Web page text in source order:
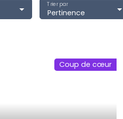
Pertinence
Trier par
Coup de cœur